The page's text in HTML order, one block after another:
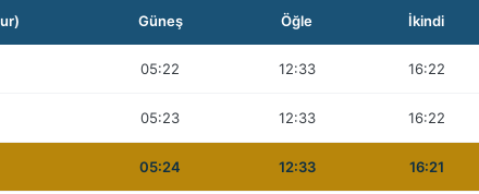
Güneş Öğle İkindi
05:22 12:33 16:22
05:23 12:33 16:22
05:24 12:33 16:21